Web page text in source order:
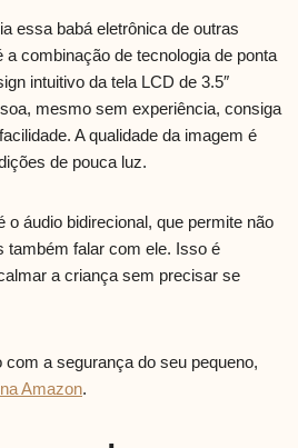
essa babá eletrônica de outras
combinação de tecnologia de ponta
intuitivo da tela LCD de 3.5″
mesmo sem experiência, consiga
A qualidade da imagem é
de pouca luz.
o áudio bidirecional, que permite não
também falar com ele. Isso é
a criança sem precisar se
a segurança do seu pequeno,
Amazon.